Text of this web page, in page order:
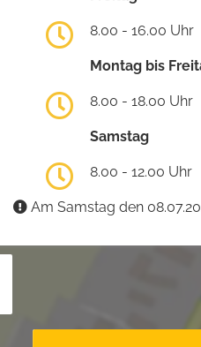
8.00 - 16.00 Uhr
Montag bis
8.00 - 18.00 Uhr
Samstag
8.00 - 12.00 Uhr
Am Samstag den